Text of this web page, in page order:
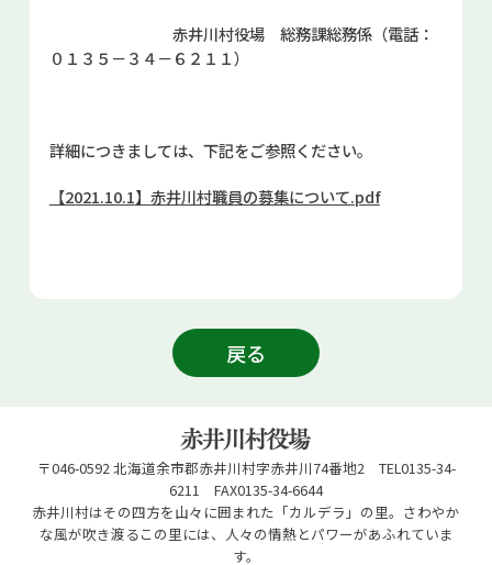
赤井川村役場 総務課総務係（電話：
０１３５－３４－６２１１）
詳細につきましては、下記をご参照ください。
【2021.10.1】 赤井川村職員の募集について.pdf
戻る
〒046-0592 北海道余市郡赤井川村字赤井川74番地2 TEL0135-34-
6211 FAX0135-34-6644
赤井川村はその四方を山々に囲まれた「カルデラ」の里。さわやか
な風が吹き渡るこの里には、人々の情熱とパワーがあふれていま
す。